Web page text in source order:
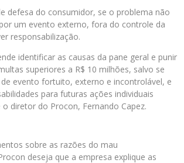
defesa do consumidor, se o problema não
um evento externo, fora do controle da
responsabilização.
identificar as causas da pane geral e punir
superiores a R$ 10 milhões, salvo se
evento fortuito, externo e incontrolável, e
para futuras ações individuais
o diretor do Procon, Fernando Capez.
sobre as razões do mau
deseja que a empresa explique as